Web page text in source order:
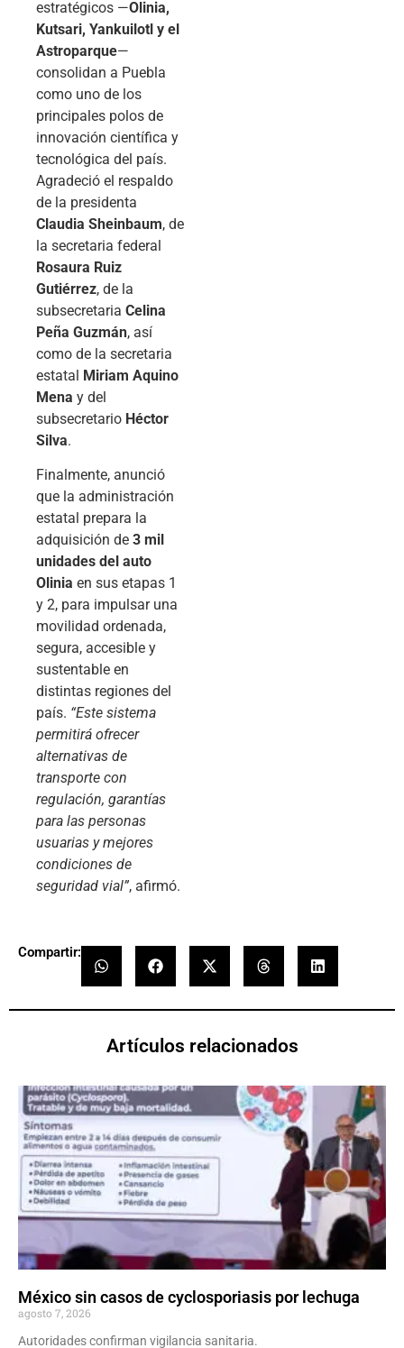
estratégicos —Olinia,
Kutsari, Yankuilotl y el
Astroparque—
consolidan a Puebla
como uno de los
principales polos de
innovación científica y
tecnológica del país.
Agradeció el respaldo
de la presidenta
Claudia Sheinbaum, de
la secretaria federal
Rosaura Ruiz
Gutiérrez, de la
subsecretaria Celina
Peña Guzmán, así
como de la secretaria
estatal Miriam Aquino
Mena y del
subsecretario Héctor
Silva.
Finalmente, anunció
que la administración
estatal prepara la
adquisición de 3 mil
unidades del auto
Olinia en sus etapas 1
y 2, para impulsar una
movilidad ordenada,
segura, accesible y
sustentable en
distintas regiones del
país. “Este sistema
permitirá ofrecer
alternativas de
transporte con
regulación, garantías
para las personas
usuarias y mejores
condiciones de
seguridad vial”, afirmó.
Compartir:
Artículos relacionados
México sin casos de cyclosporiasis por lechuga
agosto 7, 2026
Autoridades confirman vigilancia sanitaria.